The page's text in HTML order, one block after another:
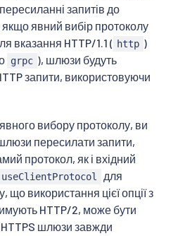
запитів до
явний вибір протоколу
вказання HTTP/1.1 ( http )
grpc ), шлюзи будуть
запити, використовуючи
вибору протоколу, ви
пересилати запити,
протокол, як і вхідний
useClientProtocol
для
що використання цієї опції з
HTTP/2, може бути
HTTPS шлюзи завжди